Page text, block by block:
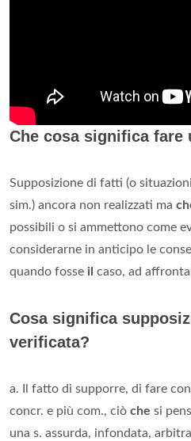
Che cosa significa fare
Supposizione di fatti (o
sim.) ancora non realizzati ma
possibili o si ammettono come
considerarne in anticipo le
quando fosse il caso, ad
Cosa significa
verificata?
a. Il fatto di supporre, di fare
concr. e più com., ciò che si
una s. assurda, infondata,